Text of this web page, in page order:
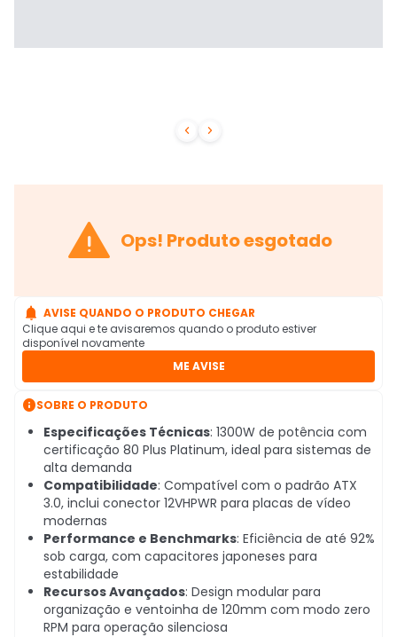
 
 Ops! Produto esgotado
 AVISE QUANDO O PRODUTO CHEGAR
Clique aqui e te avisaremos quando o produto estiver
disponível novamente
ME AVISE
SOBRE O PRODUTO
Especificações Técnicas: 1300W de potência com
certificação 80 Plus Platinum, ideal para sistemas de
alta demanda
Compatibilidade: Compatível com o padrão ATX
3.0, inclui conector 12VHPWR para placas de vídeo
modernas
Performance e Benchmarks: Eficiência de até 92%
sob carga, com capacitores japoneses para
estabilidade
Recursos Avançados: Design modular para
organização e ventoinha de 120mm com modo zero
RPM para operação silenciosa